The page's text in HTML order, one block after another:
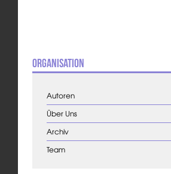
Organisation
Autoren
Über Uns
Archiv
Team